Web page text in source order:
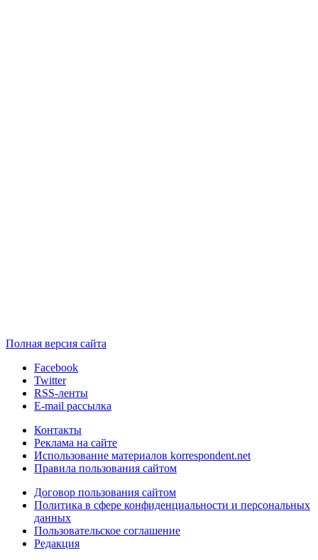
Полная версия сайта
Facebook
Twitter
RSS-ленты
E-mail рассылка
Контакты
Реклама на сайте
Использование материалов korrespondent.net
Правила пользования сайтом
Договор пользования сайтом
Политика в сфере конфиденциальности и персональных
данных
Пользовательское соглашение
Редакция